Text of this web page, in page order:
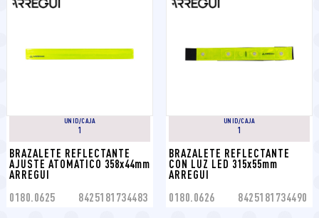
UNID/CAJA
1
BRAZALETE REFLECTANTE
AJUSTE ATOMATICO 358x44mm
ARREGUI
0180.0625 8425181734483
UNID/CAJA
1
BRAZALETE REFLECTANTE
CON LUZ LED 315x55mm
ARREGUI
0180.0626 8425181734490